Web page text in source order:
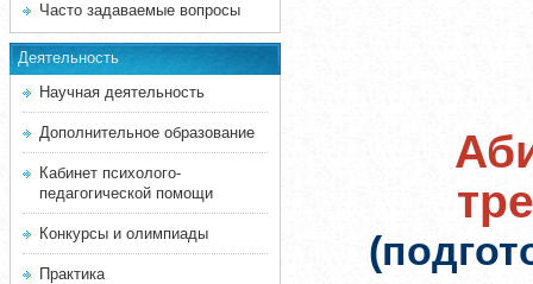
Часто задаваемые вопросы
Деятельность
Научная деятельность
Дополнительное образование
Кабинет психолого-
педагогической помощи
Конкурсы и олимпиады
Практика